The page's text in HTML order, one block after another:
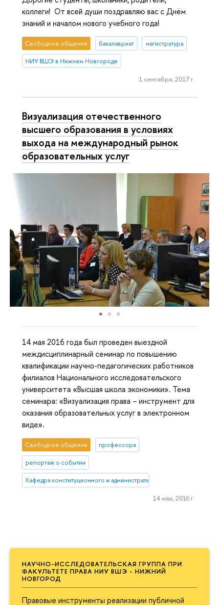
НАУЧНО-ИССЛЕДОВАТЕЛЬСКАЯ ГРУППА ПРИ
ФАКУЛЬТЕТЕ ПРАВА НИУ ВШЭ - НИЖНИЙ
НОВГОРОД
Правовые инструменты реализации публичной
коллеги! От всей души поздравляю вас с Днём
знаний и началом нового учебного года!
Свободное общение бакалавриат магистратура
НИУ ВШЭ в Нижнем Новгороде
1 сентября, 2017 г.
Визуализация отечественного
высшего образования в условиях
выхода на международный рынок
образовательных услуг
14 мая 2016 года был проведен выездной
междисциплинарный семинар по повышению
квалификации научно-педагогических работников
филиалов Национального исследовательского
университета «Высшая школа экономики». Тема
семинара: «Визуализация права − инструмент для
оказания образовательных услуг в электронном
виде».
Свободное общение профессора
репортаж о событии
Кафедра конституционного и административного права НИУ ВШЭ
14 мая, 2016 г.